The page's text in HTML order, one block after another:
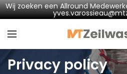
Wij zoeken een Allround
Privacy policy